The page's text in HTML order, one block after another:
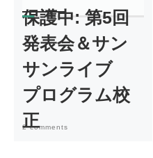
保護中: 第5回
発表会＆サン
サンライブ
プログラム校
正
2 comments